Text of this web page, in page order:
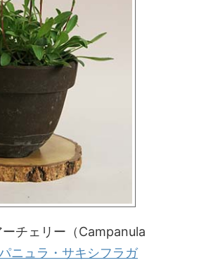
チェリー（Campanula
ニュラ・サキシフラガ